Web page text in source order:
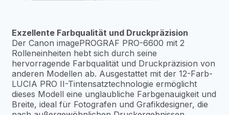
Exzellente Farbqualität und Druckpräzision
Der Canon imagePROGRAF PRO-6600 mit 2
Rolleneinheiten hebt sich durch seine
hervorragende Farbqualität und Druckpräzision von
anderen Modellen ab. Ausgestattet mit der 12-Farb-
LUCIA PRO II-Tintensatztechnologie ermöglicht
dieses Modell eine unglaubliche Farbgenauigkeit und
Breite, ideal für Fotografen und Grafikdesigner, die